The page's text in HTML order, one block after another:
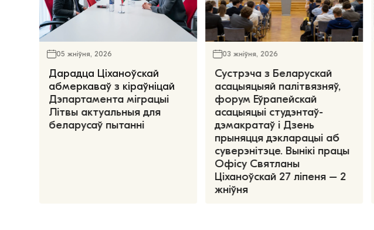
05 жніўня, 2026
Дарадца Ціханоўскай
абмеркаваў з кіраўніцай
Дэпартамента міграцыі
Літвы актуальныя для
беларусаў пытанні
03 жніўня, 2026
Сустрэча з Беларускай
асацыяцыяй палітвязняў,
форум Еўрапейскай
асацыяцыі студэнтаў-
дэмакратаў і Дзень
прыняцця дэкларацыі аб
суверэнітэце. Вынікі працы
Офісу Святланы
Ціханоўскай 27 ліпеня – 2
жніўня